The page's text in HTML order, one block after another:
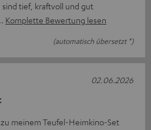
sind tief, kraftvoll und gut
Komplette Bewertung lesen
(automatisch übersetzt *)
meinem Teufel-Heimkino-Set
02.06.2026